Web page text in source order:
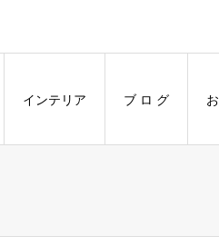
インテリア ブ ロ グ